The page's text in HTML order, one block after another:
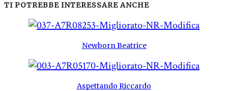
TI POTREBBE INTERESSARE ANCHE
Newborn Beatrice
Aspettando Riccardo